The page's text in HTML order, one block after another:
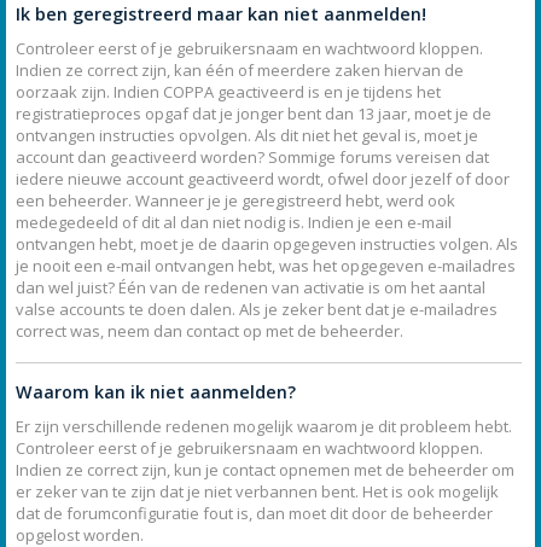
Ik ben geregistreerd maar kan niet aanmelden!
Controleer eerst of je gebruikersnaam en wachtwoord kloppen.
Indien ze correct zijn, kan één of meerdere zaken hiervan de
oorzaak zijn. Indien COPPA geactiveerd is en je tijdens het
registratieproces opgaf dat je jonger bent dan 13 jaar, moet je de
ontvangen instructies opvolgen. Als dit niet het geval is, moet je
account dan geactiveerd worden? Sommige forums vereisen dat
iedere nieuwe account geactiveerd wordt, ofwel door jezelf of door
een beheerder. Wanneer je je geregistreerd hebt, werd ook
medegedeeld of dit al dan niet nodig is. Indien je een e-mail
ontvangen hebt, moet je de daarin opgegeven instructies volgen. Als
je nooit een e-mail ontvangen hebt, was het opgegeven e-mailadres
dan wel juist? Één van de redenen van activatie is om het aantal
valse accounts te doen dalen. Als je zeker bent dat je e-mailadres
correct was, neem dan contact op met de beheerder.
Waarom kan ik niet aanmelden?
Er zijn verschillende redenen mogelijk waarom je dit probleem hebt.
Controleer eerst of je gebruikersnaam en wachtwoord kloppen.
Indien ze correct zijn, kun je contact opnemen met de beheerder om
er zeker van te zijn dat je niet verbannen bent. Het is ook mogelijk
dat de forumconfiguratie fout is, dan moet dit door de beheerder
opgelost worden.